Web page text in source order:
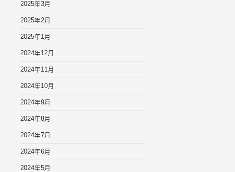
2025年3月
2025年2月
2025年1月
2024年12月
2024年11月
2024年10月
2024年9月
2024年8月
2024年7月
2024年6月
2024年5月